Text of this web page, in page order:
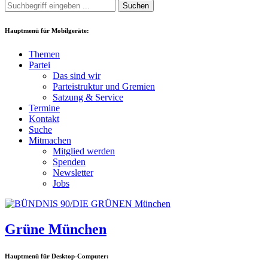
Suchen
Hauptmenü für Mobilgeräte:
Themen
Partei
Das sind wir
Parteistruktur und Gremien
Satzung & Service
Termine
Kontakt
Suche
Mitmachen
Mitglied werden
Spenden
Newsletter
Jobs
Grüne München
Hauptmenü für Desktop-Computer: